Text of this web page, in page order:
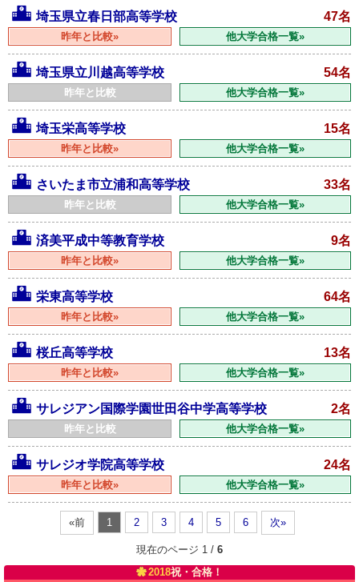
埼玉県立春日部高等学校 47名
昨年と比較» 他大学合格一覧»
埼玉県立川越高等学校 54名
昨年と比較 他大学合格一覧»
埼玉栄高等学校 15名
昨年と比較» 他大学合格一覧»
さいたま市立浦和高等学校 33名
昨年と比較 他大学合格一覧»
済美平成中等教育学校 9名
昨年と比較» 他大学合格一覧»
栄東高等学校 64名
昨年と比較» 他大学合格一覧»
桜丘高等学校 13名
昨年と比較» 他大学合格一覧»
サレジアン国際学園世田谷中学高等学校 2名
昨年と比較 他大学合格一覧»
サレジオ学院高等学校 24名
昨年と比較» 他大学合格一覧»
«前 1 2 3 4 5 6 次»
現在のページ 1 / 6
2018祝・合格！